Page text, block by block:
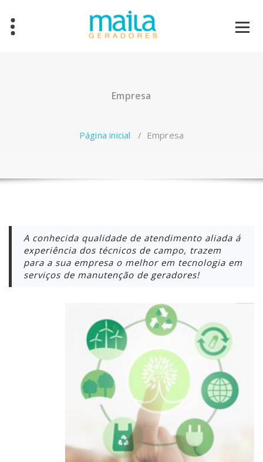
para
Empresa
Página inicial / Empresa
A conhecida qualidade de atendimento aliada á
experiência dos técnicos de campo, trazem
para a sua empresa o melhor em tecnologia em
serviços de manutenção de geradores!